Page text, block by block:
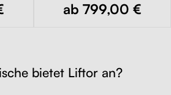
ab 799,00 €
bietet Liftor an?